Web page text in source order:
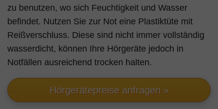
zu benutzen, wo sich Feuchtigkeit und Wasser
befindet. Nutzen Sie zur Not eine Plastiktüte mit
Reißverschluss. Diese sind nicht immer vollständig
wasserdicht, können Ihre Hörgeräte jedoch in
Notfällen ausreichend trocken halten.
Hörgerätepreise anfragen »